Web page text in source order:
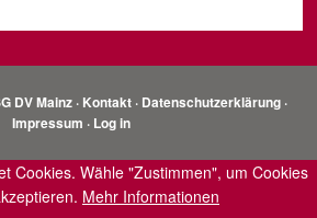
DV Mainz · Kontakt · Datenschutzerklärung ·
Impressum · Log in
Cookies. Wähle "Zustimmen", um Cookies
Mehr Informationen